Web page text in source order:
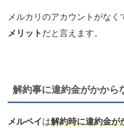
メルカリのアカウントがなく
メリット だと言えます。
解約事に違約金がかから
メルペイは解約時に違約金が